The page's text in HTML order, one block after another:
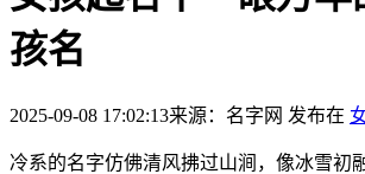
孩名
2025-09-08 17:02:13来源：名字网 发布在
冷系的名字仿佛清风拂过山涧，像冰雪初